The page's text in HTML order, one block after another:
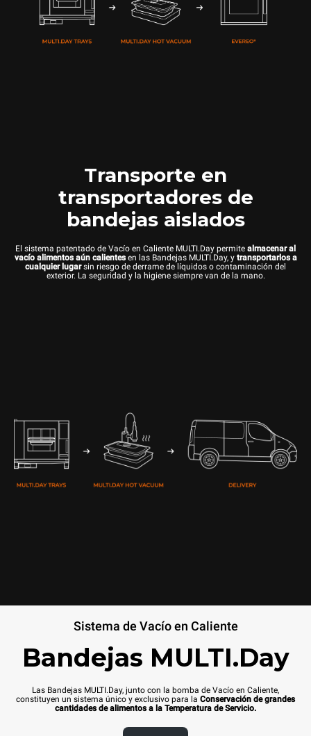
Transporte en
transportadores de
bandejas aislados
El sistema patentado de Vacío en Caliente MULTI.Day permite almacenar al
vacío alimentos aún calientesen las Bandejas MULTI.Day, y transportarlos a
cualquier lugarsin riesgo de derrame de líquidos o contaminación del
exterior. La seguridad y la higiene siempre van de la mano.
Sistema de Vacío en Caliente
Bandejas MULTI.Day
Las Bandejas MULTI.Day, junto con la bomba de Vacío en Caliente,
constituyen un sistema único y exclusivo para la Conservación de grandes
cantidades de alimentos a la Temperatura de Servicio.